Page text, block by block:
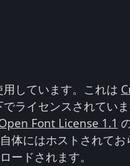
用しています。これは
ライセンスされていま
Font License 1.1
体にはホストされて
ードされます。